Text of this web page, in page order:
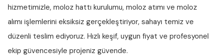
hizmetimizle, moloz hattı kurulumu, moloz atımı ve moloz
alımı işlemlerini eksiksiz gerçekleştiriyor, sahayı temiz ve
düzenli teslim ediyoruz. Hızlı keşif, uygun fiyat ve profesyonel
ekip güvencesiyle projeniz güvende.